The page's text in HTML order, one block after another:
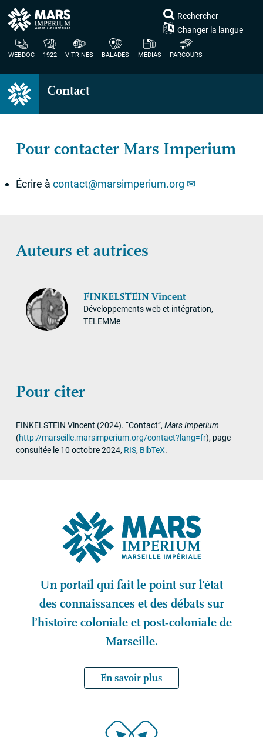
WEBDOC 1922 VITRINES BALADES MÉDIAS PARCOURS
Rechercher
Changer la langue
Contact
Pour contacter Mars Imperium
Écrire à contact@marsimperium.org
Auteurs et autrices
FINKELSTEINVincent
Développements web et intégration,
TELEMMe
Pour citer
FINKELSTEIN Vincent (2024). “Contact”, Mars Imperium
(http://marseille.marsimperium.org/contact?lang=fr), page
consultée le 10 octobre 2024, RIS, BibTeX.
Un portail qui fait le point sur l’état
des connaissances et des débats sur
l’histoire coloniale et post-coloniale de
Marseille.
En savoir plus